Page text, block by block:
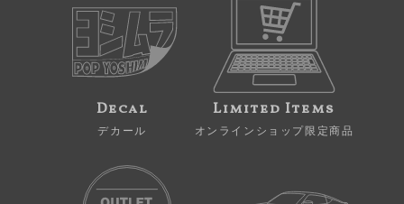
Decal
デカール
Limited Items
オンラインショップ限定商品